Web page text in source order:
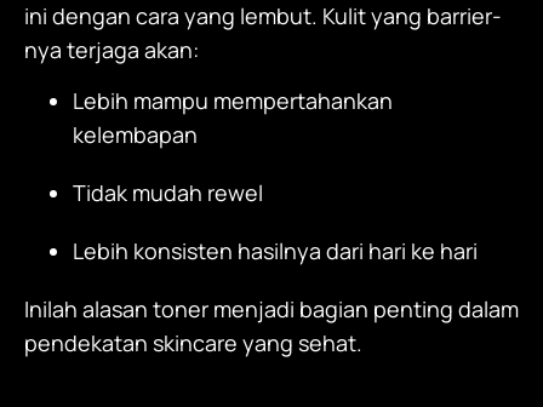
ini dengan cara yang lembut. Kulit yang barrier-
nya terjaga akan:
Lebih mampu mempertahankan
kelembapan
Tidak mudah rewel
Lebih konsisten hasilnya dari hari ke hari
Inilah alasan toner menjadi bagian penting dalam
pendekatan skincare yang sehat.